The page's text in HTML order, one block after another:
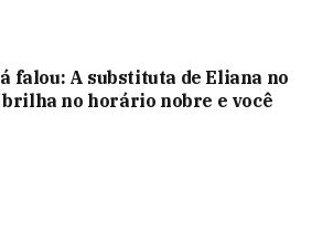
falou: A substituta de Eliana no
brilha no horário nobre e você